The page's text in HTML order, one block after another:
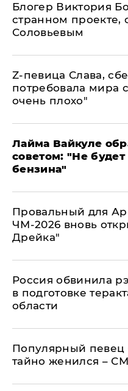
Блогер Виктория
странном проекте,
Соловьевым
Z-певица Слава,
потребовала мира
очень плохо"
Лайма Вайкуле
советом: "Не
бензина"
Провальный для
ЧМ-2026 вновь
Дрейка"
Россия обвинила
в подготовке
области
Популярный певец
тайно женился –